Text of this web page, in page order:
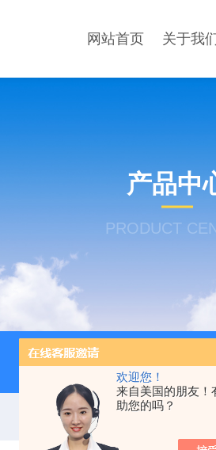
欢迎您！
来自美国的朋友！
助您的吗？
网站首页 关于我
产品中
PRODUCT